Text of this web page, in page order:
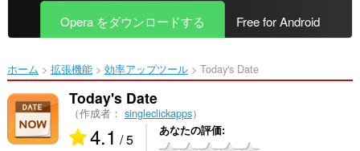
ツ
移
動
Opera をダウンロードする Free for Android
ホーム 拡張機能 効率アップツール Today's Date‎
Today's Date
（作成者： singleclickapps）
4.1 / 5 あなたの評価